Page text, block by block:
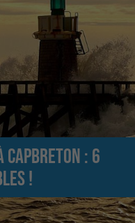
Capbreton : 6
!